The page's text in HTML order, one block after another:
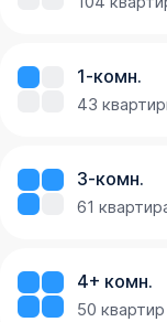
1-комн.
43
3-комн.
61
4+ комн.
50 квартир